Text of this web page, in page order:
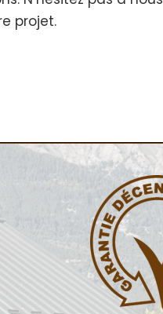
projet.